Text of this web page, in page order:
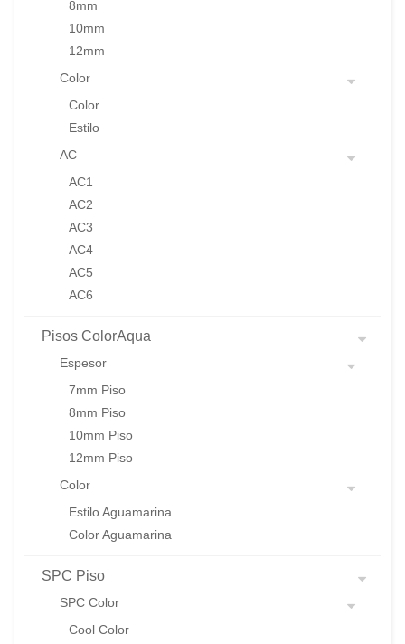
8mm
10mm
12mm
Color
Color
Estilo
AC
AC1
AC2
AC3
AC4
AC5
AC6
Pisos ColorAqua
Espesor
7mm Piso
8mm Piso
10mm Piso
12mm Piso
Color
Estilo Aguamarina
Color Aguamarina
SPC Piso
SPC Color
Cool Color